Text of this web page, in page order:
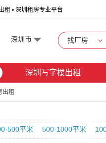
租 • 深圳租房专业平台
深圳市 找厂房
深圳写字楼出租
出租
500平米 500-1000平米